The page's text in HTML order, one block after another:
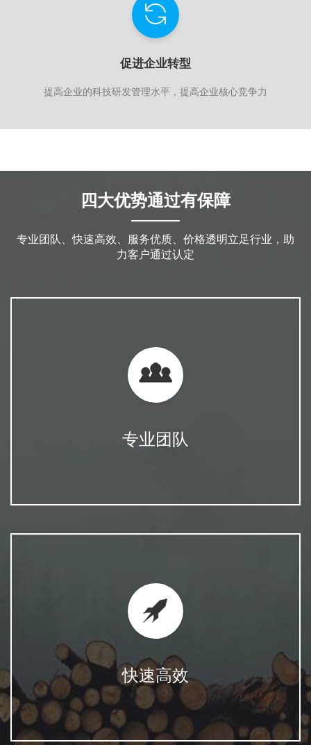
促进企业转型
提高企业的科技研发管理水平，提高企业核心竞争力
四大优势通过有保障
专业团队、快速高效、服务优质、价格透明立足行业，助
力客户通过认定
专业团队
快速高效